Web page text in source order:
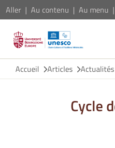
Aller Au contenu Au menu
Accueil
Articles Actualités
Cycle